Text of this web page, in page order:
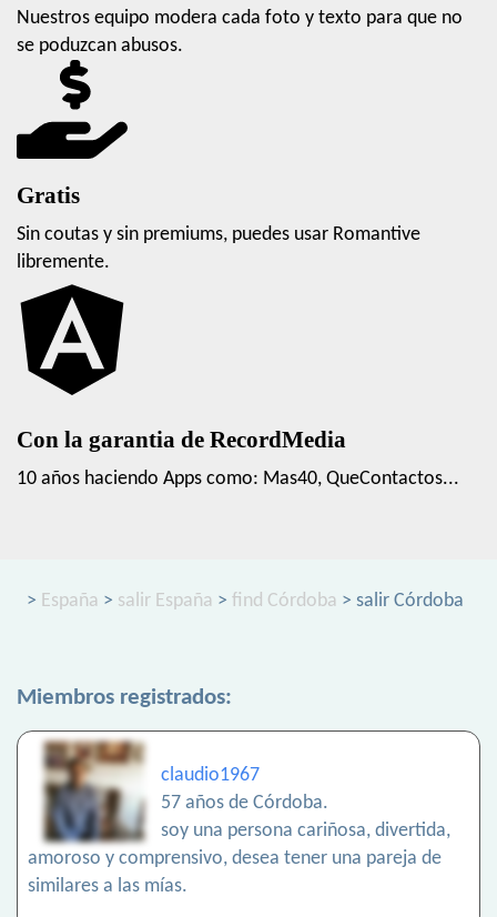
Nuestros equipo modera cada foto y texto para que no
se poduzcan abusos.
Gratis
Sin coutas y sin premiums, puedes usar Romantive
libremente.
Con la garantia de RecordMedia
10 años haciendo Apps como: Mas40, QueContactos...
> España > salir España > find Córdoba > salir Córdoba
Miembros registrados:
claudio1967
57 años de Córdoba.
soy una persona cariñosa, divertida,
amoroso y comprensivo, desea tener una pareja de
similares a las mías.